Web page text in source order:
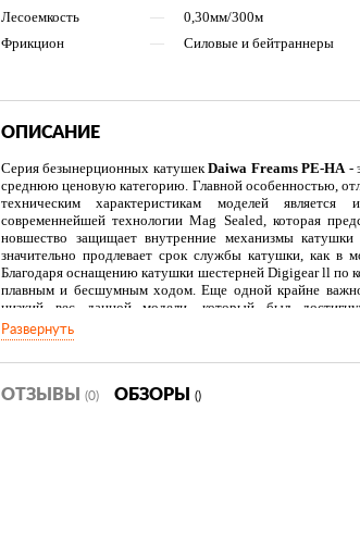
Лесоемкость
—
0,30мм/300м
Фрикцион
— Силовые и бейтраннеры
ОПИСАНИЕ
Серия безынерционных катушекDaiwa Freams PE-HA-
среднюю ценовую категорию. Главной особенностью,
техническим характеристикам моделей является
современнейшей технологии Mag Sealed, которая
новшество защищает внутренние механизмы
значительно продлевает срок службы катушки, как в
Благодаря оснащению катушки шестерней Digigear ll по
плавным и бесшумным ходом. Еще одной крайне
низкий вес данной модели, который был
алюминиевого корпуса, а так же облегченных элементов
Изготовлено в Китае
Развернуть
ОТЗЫВЫ (0) ОБЗОРЫ ()